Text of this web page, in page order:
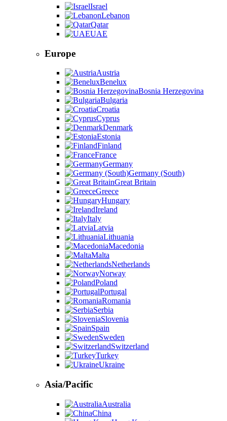
Israel
Lebanon
Qatar
UAE
Europe
Austria
Benelux
Bosnia Herzegovina
Bulgaria
Croatia
Cyprus
Denmark
Estonia
Finland
France
Germany
Germany (South)
Great Britain
Greece
Hungary
Ireland
Italy
Latvia
Lithuania
Macedonia
Malta
Netherlands
Norway
Poland
Portugal
Romania
Serbia
Slovenia
Spain
Sweden
Switzerland
Turkey
Ukraine
Asia/Pacific
Australia
China